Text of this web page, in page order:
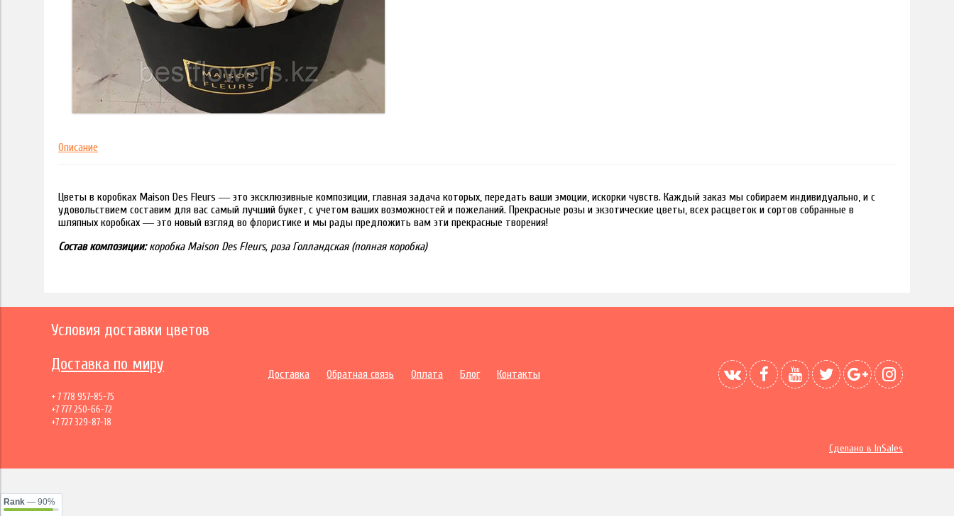
Описание
Цветы в коробках Maison Des Fleurs ― это эксклюзивные композиции, главная задача которых, передать ваши эмоции, искорки чувств. Каждый заказ мы собираем индивидуально, и с
удовольствием составим для вас самый лучший букет, с учетом ваших возможностей и пожеланий. Прекрасные розы и экзотические цветы, всех расцветок и сортов собранные в
шляпных коробках ― это новый взгляд во флористике и мы рады предложить вам эти прекрасные творения!
Состав композиции:коробка Maison Des Fleurs, роза Голландская (полная коробка)
Условия доставки цветов
Доставка по миру
+ 7 778 957-85-75
+7 777 250-66-72
+7 727 329-87-18
Доставка Обратная связь Оплата Блог Контакты
Сделано в InSales
Rank — 90%